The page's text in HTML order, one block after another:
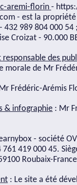
aremi-florin -
- est la
432 989 804 000 54 ;
Croizat - 90.000
responsable des
morale de Mr
Frédéric-Arémis
& infographie : Mr
- société
761 419 000 45.
Roubaix-
: Le site a été